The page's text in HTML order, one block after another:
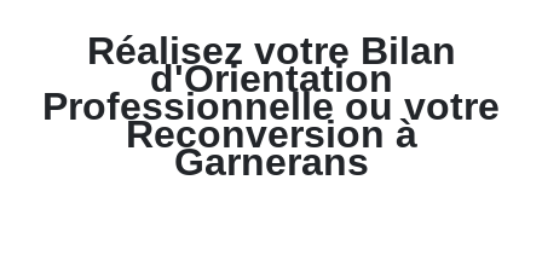
Réalisez votre Bilan
d'Orientation
Professionnelle ou votre
Reconversion à
Garnerans